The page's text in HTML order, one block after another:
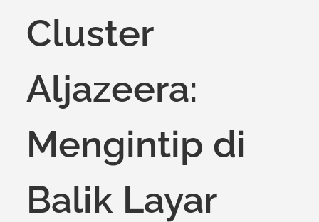
Cluster
Aljazeera:
Mengintip di
Balik Layar